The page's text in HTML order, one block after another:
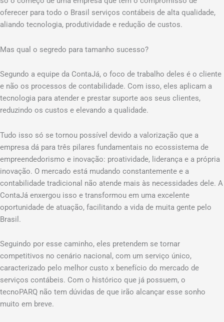
oferecer para todo o Brasil serviços contábeis de alta qualidade,
aliando tecnologia, produtividade e redução de custos.
Mas qual o segredo para tamanho sucesso?
Segundo a equipe da ContaJá, o foco de trabalho deles é o cliente
e não os processos de contabilidade. Com isso, eles aplicam a
tecnologia para atender e prestar suporte aos seus clientes,
reduzindo os custos e elevando a qualidade.
Tudo isso só se tornou possível devido a valorização que a
empresa dá para três pilares fundamentais no ecossistema de
empreendedorismo e inovação: proatividade, liderança e a própria
inovação. O mercado está mudando constantemente e a
contabilidade tradicional não atende mais às necessidades dele. A
ContaJá enxergou isso e transformou em uma excelente
oportunidade de atuação, facilitando a vida de muita gente pelo
Brasil.
Seguindo por esse caminho, eles pretendem se tornar
competitivos no cenário nacional, com um serviço único,
caracterizado pelo melhor custo x benefício do mercado de
serviços contábeis. Com o histórico que já possuem, o
tecnoPARQ não tem dúvidas de que irão alcançar esse sonho
muito em breve.